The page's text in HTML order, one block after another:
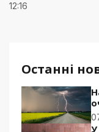
Останні
У
12:16